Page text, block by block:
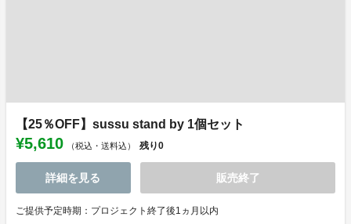
【25％OFF】sussu stand by 1個セット
¥5,610 （税込・送料込） 残り0
詳細を見る 販売終了
ご提供予定時期：プロジェクト終了後1ヵ月以内